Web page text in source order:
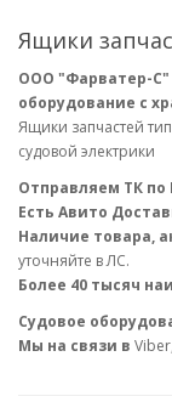
Ящики
ООО "Фарватер-С"
оборудование с
Ящики запчастей
судовой электрики
Отправляем ТК по
Есть Авито
Наличие товара,
уточняйте в ЛС.
Более 40 тысяч
Судовое
Мы на связи в